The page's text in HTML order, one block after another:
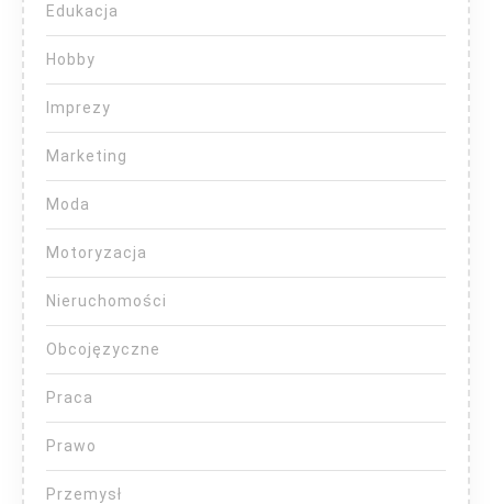
Edukacja
Hobby
Imprezy
Marketing
Moda
Motoryzacja
Nieruchomości
Obcojęzyczne
Praca
Prawo
Przemysł